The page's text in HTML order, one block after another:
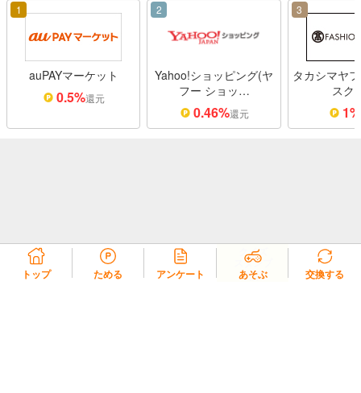
1
auPAYマーケット
0.5%還元
2
Yahoo!ショッピング(ヤ
フー ショッ…
0.46%還元
3
タカシマヤ
スク
1%
トップ ためる アンケート あそぶ
クイズ
スタンプ
2倍! 交換する